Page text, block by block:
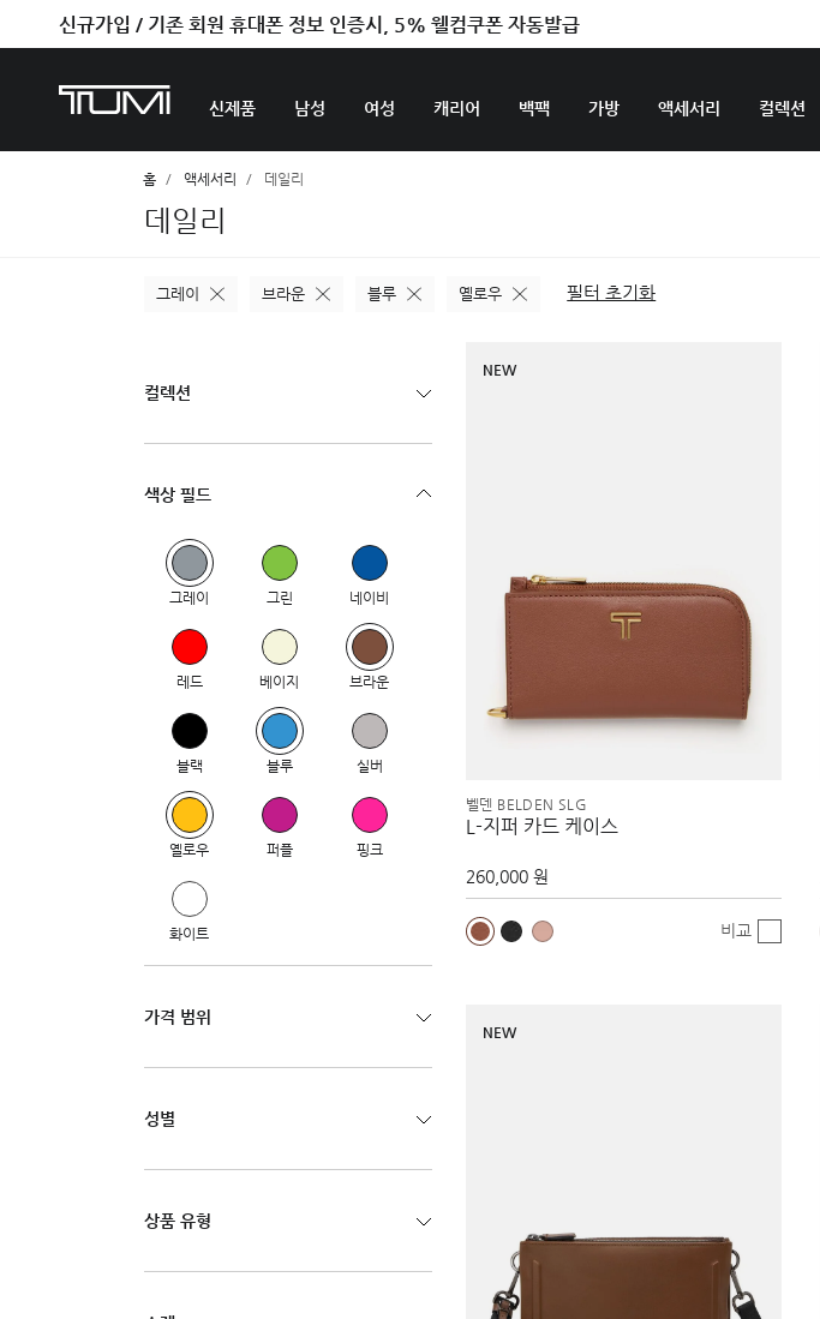
신규가입 / 기존 회원 휴대폰 정보 인증시, 5% 웰컴쿠폰 자동발급
벤트라 컬렉션을 온라인에서만 단독으로 만나보세요.
신제품 남성 여성 캐리어 백팩 가방 액세서리 컬렉션
홈 액세서리 데일리
데일리
필터 초기화
그레이 브라운 블루 옐로우
컬렉션
색상 필드
그레이 그린 네이비
레드 베이지 브라운
블랙 블루 실버
옐로우 퍼플 핑크
화이트
가격 범위
성별
상품 유형
NEW
벨덴 BELDEN SLG
L-지퍼 카드 케이스
260,000 원
비교
NEW